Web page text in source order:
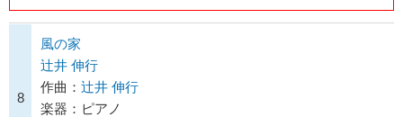
8
風の家
辻井 伸行
作曲： 辻井 伸行
楽器：ピアノ